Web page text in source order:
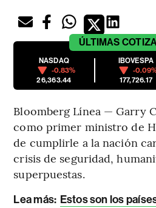
ÚLTIMAS
NASDAQ
-0.83%
26,363.44
IBOVESPA
-
177,726.17
Bloomberg Línea — Garry
como primer ministro de
de cumplirle a la nación
crisis de seguridad,
superpuestas.
Lea más: Estos son los